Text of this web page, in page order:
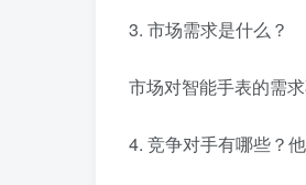
3. 市场需求是什么？
市场对智能手表的需
4. 竞争对手有哪些？